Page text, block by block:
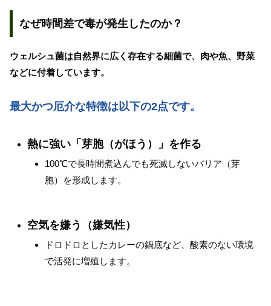
なぜ時間差で毒が発生したのか？
ウェルシュ菌は自然界に広く存在する細菌で、肉や魚、野菜
などに付着しています。
最大かつ厄介な特徴は以下の2点です。
熱に強い「芽胞（がほう）」を作る
100℃で長時間煮込んでも死滅しないバリア（芽
胞）を形成します。
空気を嫌う（嫌気性）
ドロドロとしたカレーの鍋底など、酸素のない環境
で活発に増殖します。